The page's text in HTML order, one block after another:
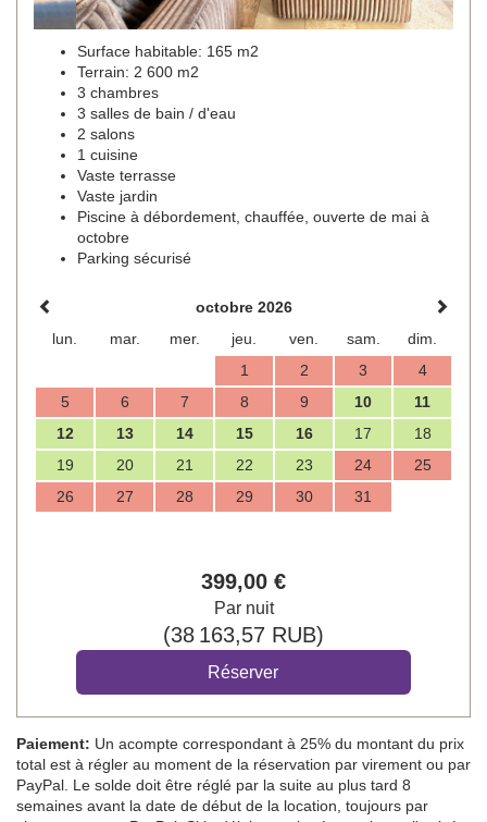
Surface habitable: 165 m2
Terrain: 2 600 m2
3 chambres
3 salles de bain / d'eau
2 salons
1 cuisine
Vaste terrasse
Vaste jardin
Piscine à débordement, chauffée, ouverte de mai à
octobre
Parking sécurisé
octobre 2026
lun.
mar. mer. jeu. ven. sam.
dim.
1
2 3
4
5
6 7 8 9 10
11
12
13 14 15 16 17
18
19
20 21 22 23 24
25
26
27 28 29 30 31
399,00 €
Par nuit
(38 163,57 RUB)
Paiement: Un acompte correspondant à 25% du montant du prix
total est à régler au moment de la réservation par virement ou par
PayPal. Le solde doit être réglé par la suite au plus tard 8
semaines avant la date de début de la location, toujours par